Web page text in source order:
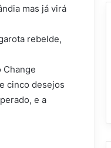
mas já virá
rebelde,
Change
cinco desejos
e a